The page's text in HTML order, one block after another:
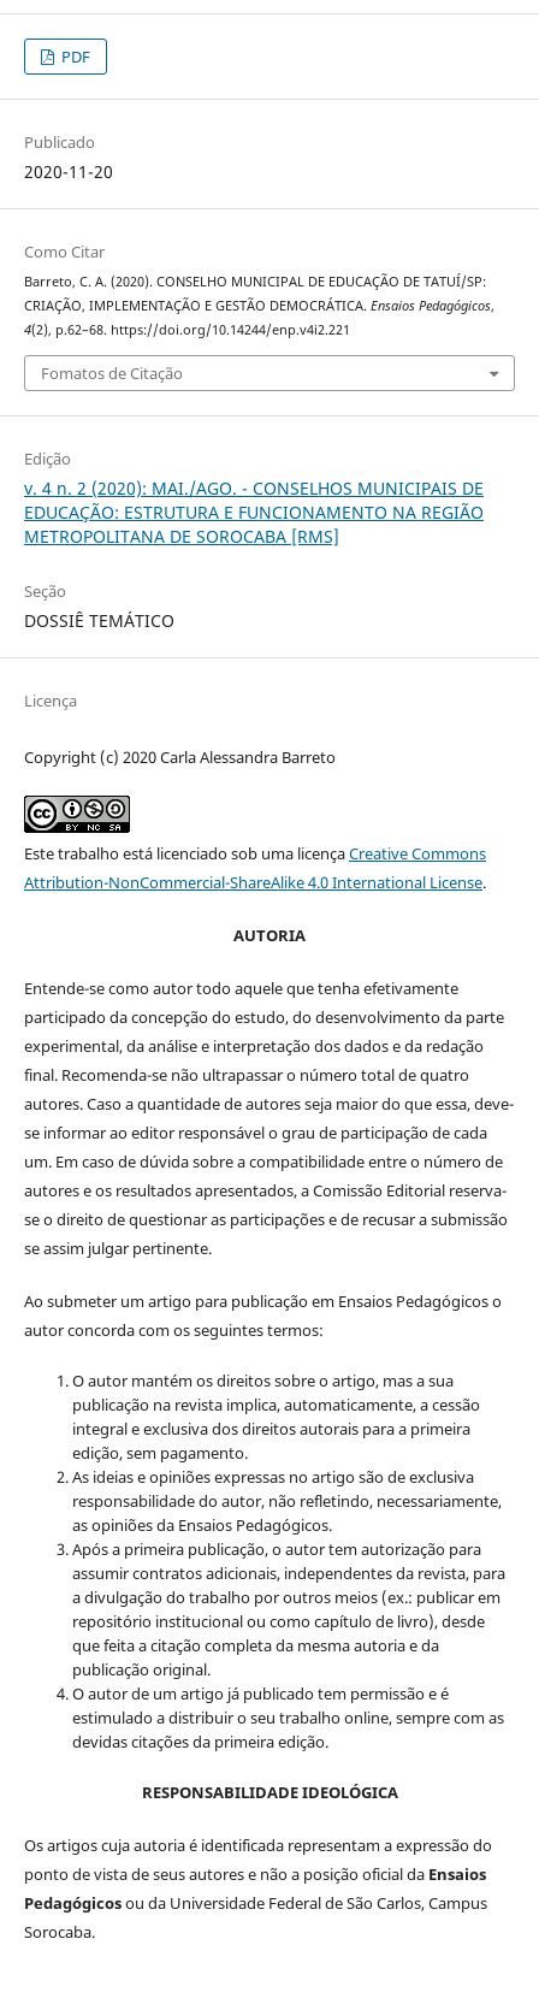
PDF
Publicado
2020-11-20
Como Citar
Barreto, C. A. (2020). CONSELHO MUNICIPAL DE EDUCAÇÃO DE TATUÍ/SP:
CRIAÇÃO, IMPLEMENTAÇÃO E GESTÃO DEMOCRÁTICA. Ensaios Pedagógicos,
4(2), p.62–68. https://doi.org/10.14244/enp.v4i2.221
Fomatos de Citação
Edição
v. 4 n. 2 (2020): MAI./AGO. - CONSELHOS MUNICIPAIS DE
EDUCAÇÃO: ESTRUTURA E FUNCIONAMENTO NA REGIÃO
METROPOLITANA DE SOROCABA [RMS]
Seção
DOSSIÊ TEMÁTICO
Licença
Copyright (c) 2020 Carla Alessandra Barreto
Este trabalho está licenciado sob uma licençaCreative Commons
Attribution-NonCommercial-ShareAlike 4.0 International License.
AUTORIA
Entende-se como autor todo aquele que tenha efetivamente
participado da concepção do estudo, do desenvolvimento da parte
experimental, da análise e interpretação dos dados e da redação
final. Recomenda-se não ultrapassar o número total de quatro
autores. Caso a quantidade de autores seja maior do que essa, deve-
se informar ao editor responsável o grau de participação de cada
um. Em caso de dúvida sobre a compatibilidade entre o número de
autores e os resultados apresentados, a Comissão Editorial reserva-
se o direito de questionar as participações e de recusar a submissão
se assim julgar pertinente.
Ao submeter um artigo para publicação em Ensaios Pedagógicos o
autor concorda com os seguintes termos:
O autor mantém os direitos sobre o artigo, mas a sua
publicação na revista implica, automaticamente, a cessão
integral e exclusiva dos direitos autorais para a primeira
edição, sem pagamento.
As ideias e opiniões expressas no artigo são de exclusiva
responsabilidade do autor, não refletindo, necessariamente,
as opiniões da Ensaios Pedagógicos.
Após a primeira publicação, o autor tem autorização para
assumir contratos adicionais, independentes da revista, para
a divulgação do trabalho por outros meios (ex.: publicar em
repositório institucional ou como capítulo de livro), desde
que feita a citação completa da mesma autoria e da
publicação original.
O autor de um artigo já publicado tem permissão e é
estimulado a distribuir o seu trabalho online, sempre com as
devidas citações da primeira edição.
RESPONSABILIDADE IDEOLÓGICA
Os artigos cuja autoria é identificada representam a expressão do
ponto de vista de seus autores e não a posição oficial da Ensaios
Pedagógicosou da Universidade Federal de São Carlos, Campus
Sorocaba.